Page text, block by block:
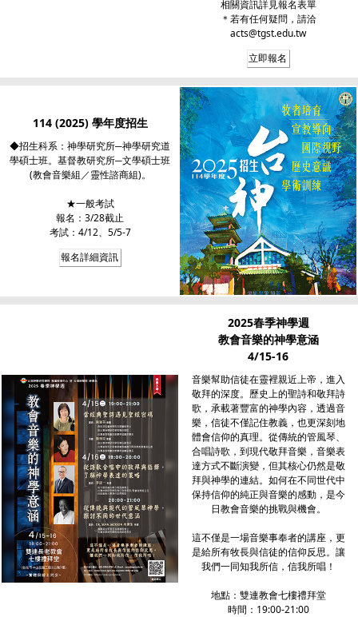
相關資訊詳見報名表單
＊若有任何疑問，請洽
acts@tgst.edu.tw
立即報名
114 (2025) 學年度招生
◆招生科系：神學研究所─神學研究道
學碩士班。基督教研究所─文學碩士班
(教會音樂組／靈性諮商組)。
★一般考試
報名：3/28截止
考試：4/12、5/5-7
報名詳細資訊
2025春季神學週
教會音樂的神學意涵
4/15-16
音樂幫助信徒在靈裡親近上帝，進入
敬拜的深度。歷史上的聖詩和敬拜詩
歌，承載著豐富的神學內容，透過音
樂，信徒不僅記住教義，也更深刻地
體會信仰的真理。從傳統的管風琴、
合唱詩歌，到現代敬拜音樂，音樂表
達方式不斷演變，但其核心仍然是敬
拜與神學的連結。如何在不同世代中
保持信仰的純正與音樂的感動，是今
日教會音樂的挑戰與機會。
這不僅是一場音樂事奉者的講座，更
是給所有牧長與信徒的信仰反思。讓
我們一同知我所信，信我所唱！
地點：雙連教會七樓禮拜堂
時間：19:00-21:00